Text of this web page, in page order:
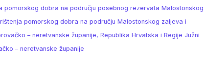
dobra na području posebnog rezervata Malostonskog
pomorskog dobra na području Malostonskog zaljeva i
– neretvanske županije, Republika Hrvatska i Regije Južni
– neretvanske županije